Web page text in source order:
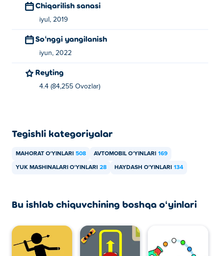
Chiqarilish sanasi
iyul, 2019
Soʻnggi yangilanish
iyun, 2022
Reyting
4.4 (84,255 Ovozlar)
Tegishli kategoriyalar
MAHORAT OʻYINLARI 508 AVTOMOBIL OʻYINLARI 169
YUK MASHINALARI OʻYINLARI 28 HAYDASH OʻYINLARI 134
Bu ishlab chiquvchining boshqa oʻyinlari